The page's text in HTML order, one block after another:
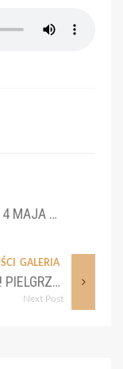
KATECHEZA CZWARTKOWA – 14 MAJA 2026
GALERIA
KALWARIA JUŻ NA NAS CZEKA! PIELGRZYMKA NIEDŁUGO, 20 CZERWCA
Next Post